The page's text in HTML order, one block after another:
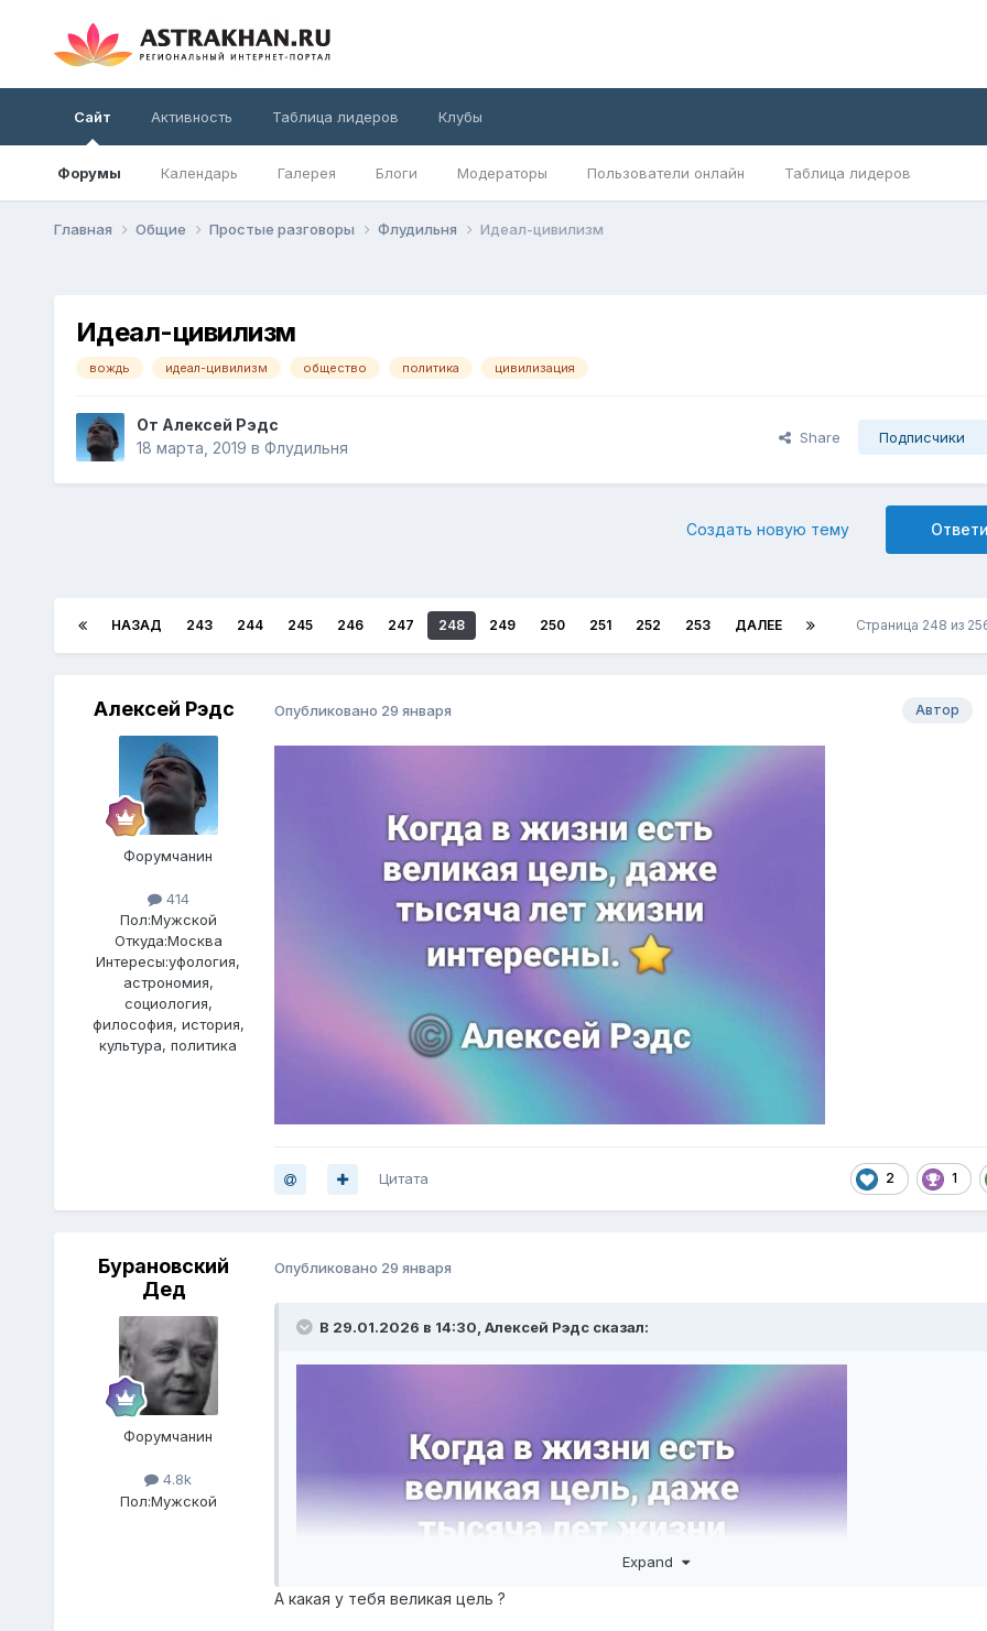
Сайт
Форумы Календарь Галерея Блоги Модераторы Пользователи онлайн Таблица лидеров
Активность Таблица лидеров Клубы
Главная Общие Простые разговоры Флудильня Идеал-цивилизм
Идеал-цивилизм
вождь идеал-цивилизм общество политика цивилизация
От Алексей Рэдс
18 марта, 2019 в Флудильня
Share Подписчики
Создать новую тему
НАЗАД 243 244 245 246 247 248 249 250 251 252 253 ДАЛЕЕ Страница 248 из
Алексей Рэдс
Форумчанин
414
Пол:Мужской
Откуда:Москва
Интересы:уфология,
астрономия,
социология,
философия, история,
культура, политика
Автор
Опубликовано 29 января
2 1
Цитата
Бурановский
Дед
Форумчанин
4.8k
Пол:Мужской
Опубликовано 29 января
В 29.01.2026 в 14:30, Алексей Рэдссказал:
Expand
А какая у тебя великая цель ?